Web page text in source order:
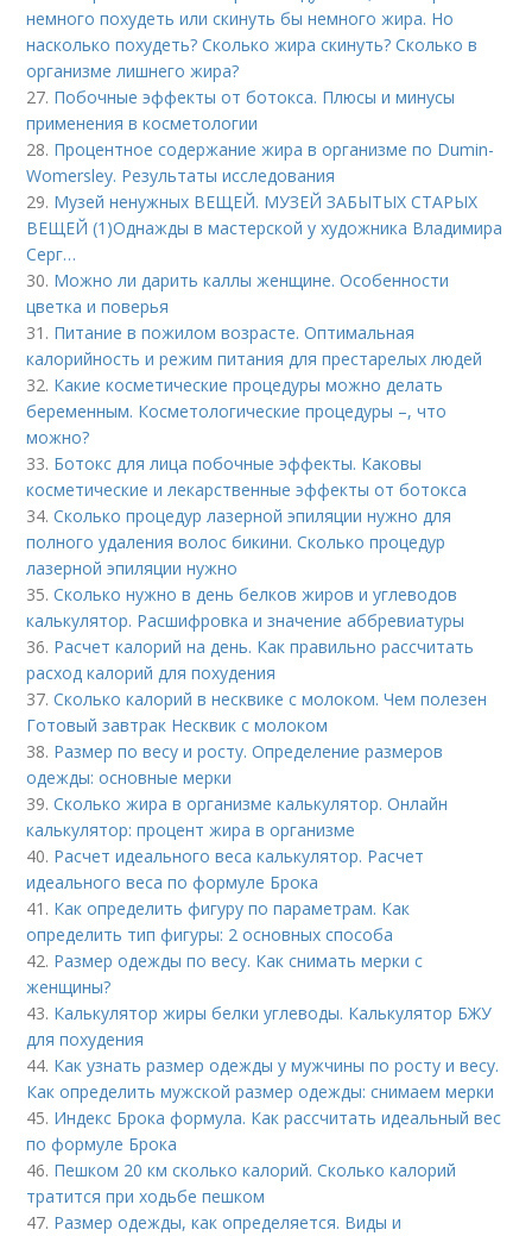
немного похудеть или скинуть бы немного жира. Но
насколько похудеть? Сколько жира скинуть? Сколько в
организме лишнего жира?
27. Побочные эффекты от ботокса. Плюсы и минусы
применения в косметологии
28. Процентное содержание жира в организме по Dumin-
Womersley. Результаты исследования
29. Музей ненужных ВЕЩЕЙ. МУЗЕЙ ЗАБЫТЫХ СТАРЫХ
ВЕЩЕЙ (1)Однажды в мастерской у художника Владимира
Серг…
30. Можно ли дарить каллы женщине. Особенности
цветка и поверья
31. Питание в пожилом возрасте. Оптимальная
калорийность и режим питания для престарелых людей
32. Какие косметические процедуры можно делать
беременным. Косметологические процедуры –, что
можно?
33. Ботокс для лица побочные эффекты. Каковы
косметические и лекарственные эффекты от ботокса
34.Сколько процедур лазерной эпиляции нужно для
полного удаления волос бикини. Сколько процедур
лазерной эпиляции нужно
35.Сколько нужно в день белков жиров и углеводов
калькулятор. Расшифровка и значение аббревиатуры
36. Расчет калорий на день. Как правильно рассчитать
расход калорий для похудения
37.Сколько калорий в несквике с молоком. Чем полезен
Готовый завтрак Несквик с молоком
38. Размер по весу и росту. Определение размеров
одежды: основные мерки
39.Сколько жира в организме калькулятор. Онлайн
калькулятор: процент жира в организме
40. Расчет идеального веса калькулятор. Расчет
идеального веса по формуле Брока
41. Как определить фигуру по параметрам. Как
определить тип фигуры: 2 основных способа
42. Размер одежды по весу. Как снимать мерки с
женщины?
43. Калькулятор жиры белки углеводы. Калькулятор БЖУ
для похудения
44. Как узнать размер одежды у мужчины по росту и весу.
Как определить мужской размер одежды: снимаем мерки
45. Индекс Брока формула. Как рассчитать идеальный вес
по формуле Брока
46. Пешком 20 км сколько калорий. Сколько калорий
тратится при ходьбе пешком
47. Размер одежды, как определяется. Виды и